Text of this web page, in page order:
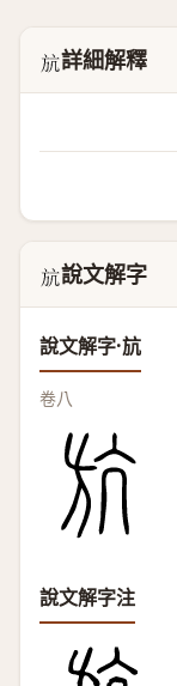
𣃚詳細解釋
𣃚說文解字
說文解字·𣃚
卷八
說文解字注